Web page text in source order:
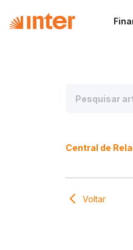
Central de
Voltar